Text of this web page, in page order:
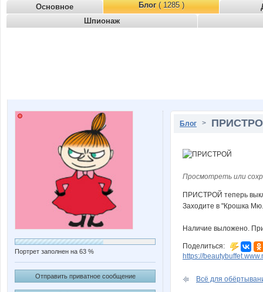
Основное Блог( 1285 )
Шпионаж
Портрет заполнен на 63 %
Отправить приватное сообщение
Блог >
Просмотреть или
ПРИСТРОЙ теперь
Заходите в "Крошка
Наличие выложено.
Поделиться:
https://
Всё для